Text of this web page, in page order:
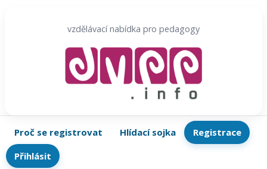
vzdělávací nabídka pro pedagogy
Proč se registrovat Hlídací sojka
Registrace
Přihlásit